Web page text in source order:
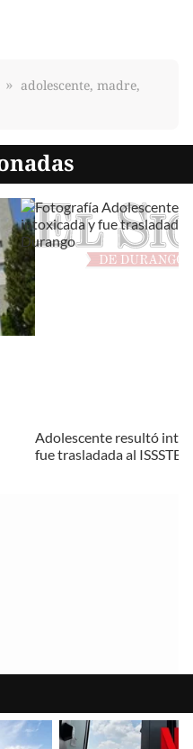
adolescente, madre,
Adolescente resultó
fue trasladada al ISSSTE